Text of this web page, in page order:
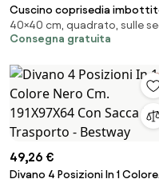
Cuscino coprisedia
GINEVRA con lacci Fantasia 2
pezzi
40×40 cm, quadrato, sulle
Consegna gratuita
49,26 €
Divano 4 Posizioni In 1 Colore